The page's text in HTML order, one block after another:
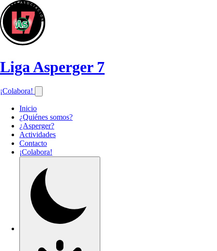
Liga Asperger 7
¡Colabora!
Inicio
¿Quiénes somos?
¿Asperger?
Actividades
Contacto
¡Colabora!